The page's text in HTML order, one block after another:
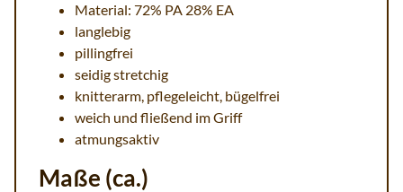
Material: 72% PA 28% EA
langlebig
pillingfrei
seidig stretchig
knitterarm, pflegeleicht, bügelfrei
weich und fließend im Griff
atmungsaktiv
Maße (ca.)